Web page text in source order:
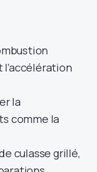
la
comme la
culasse grillé,